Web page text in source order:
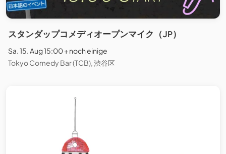
スタンダップコメディオープンマイク（JP）
Sa. 15. Aug 15:00 + noch einige
Tokyo Comedy Bar (TCB), 渋谷区